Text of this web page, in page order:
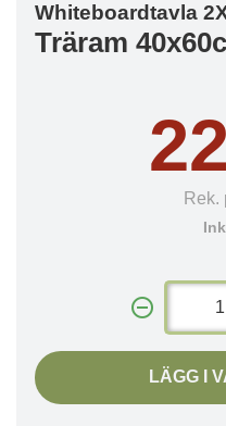
Whiteboardtavla
Träram
Rek.
LÄGG I